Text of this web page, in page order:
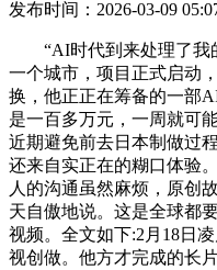
发布时间：2026-03-09
“AI时代到来处理了我
一个城市，项目正式启动
换，他正正在筹备的一部
是一百多万元，一周就可
近期避免前去日本制做过
还来自实正在的糊口体验
人的沟通虽然麻烦，原创
天自傲地说。这是全球都
视频。全文如下:2月18日
视创做。他方才完成的长